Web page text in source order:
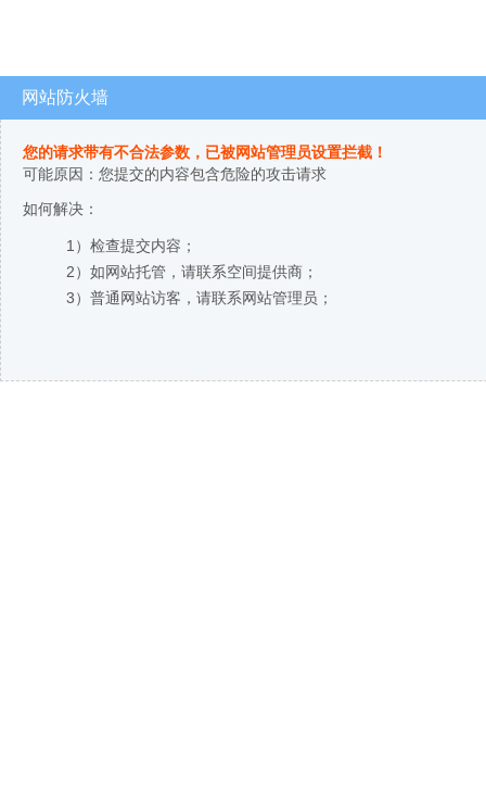
网站防火墙
您的请求带有不合法参数，已被网站管理员设置拦截！
可能原因：您提交的内容包含危险的攻击请求
如何解决：
1）检查提交内容；
2）如网站托管，请联系空间提供商；
3）普通网站访客，请联系网站管理员；